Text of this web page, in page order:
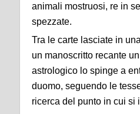
animali mostruosi, re in
spezzate.
Tra le carte lasciate in
un manoscritto recante
astrologico lo spinge a
duomo, seguendo le
ricerca del punto in cui si